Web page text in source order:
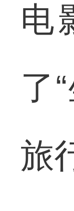
电
了
旅